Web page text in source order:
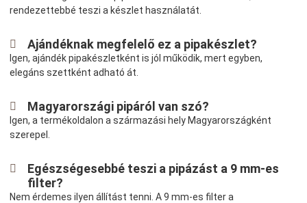
rendezettebbé teszi a készlet használatát.
Ajándéknak megfelelő ez a pipakészlet?
Igen, ajándék pipakészletként is jól működik, mert egyben,
elegáns szettként adható át.
Magyarországi pipáról van szó?
Igen, a termékoldalon a származási hely Magyarországként
szerepel.
Egészségesebbé teszi a pipázást a 9 mm-es
filter?
Nem érdemes ilyen állítást tenni. A 9 mm-es filter a